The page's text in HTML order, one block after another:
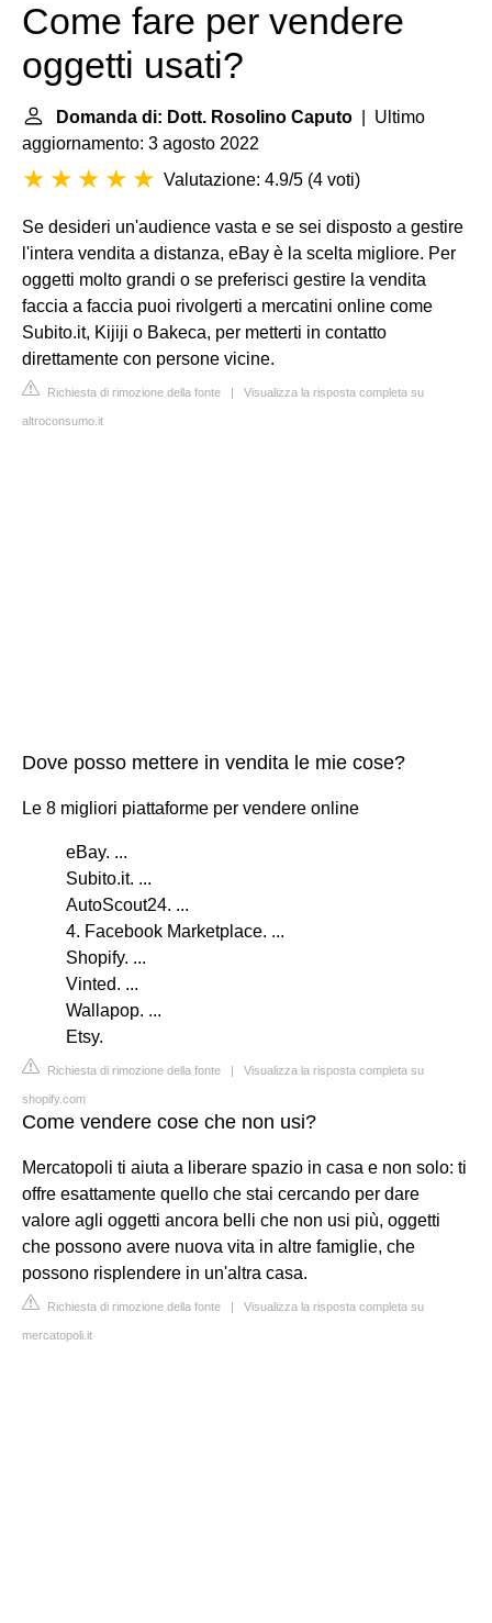
Come fare per vendere
oggetti usati?
Domanda di: Dott. Rosolino Caputo | Ultimo
aggiornamento: 3 agosto 2022
Valutazione: 4.9/5 (4 voti)
Se desideri un'audience vasta e se sei disposto a gestire
l'intera vendita a distanza, eBay è la scelta migliore. Per
oggetti molto grandi o se preferisci gestire la vendita
faccia a faccia puoi rivolgerti a mercatini online come
Subito.it, Kijiji o Bakeca, per metterti in contatto
direttamente con persone vicine.
Richiesta di rimozione della fonte | Visualizza la risposta completa su
altroconsumo.it
Dove posso mettere in vendita le mie cose?
Le 8 migliori piattaforme per vendere online
eBay. ...
Subito.it. ...
AutoScout24. ...
4. Facebook Marketplace. ...
Shopify. ...
Vinted. ...
Wallapop. ...
Etsy.
Richiesta di rimozione della fonte | Visualizza la risposta completa su
shopify.com
Come vendere cose che non usi?
Mercatopoli ti aiuta a liberare spazio in casa e non solo: ti
offre esattamente quello che stai cercando per dare
valore agli oggetti ancora belli che non usi più, oggetti
che possono avere nuova vita in altre famiglie, che
possono risplendere in un'altra casa.
Richiesta di rimozione della fonte | Visualizza la risposta completa su
mercatopoli.it